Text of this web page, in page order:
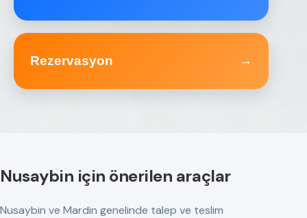
Rezervasyon →
Nusaybin için önerilen araçlar
Nusaybin ve Mardin genelinde talep ve teslim